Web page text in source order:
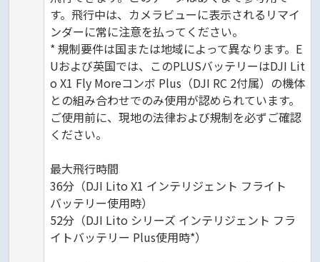
す。飛行中は、カメラビューに表示されるリマイ
ンダーに常に注意を払ってください。
* 規制要件は国または地域によって異なります。E
Uおよび英国では、このPLUSバッテリーはDJI Lit
o X1 Fly Moreコンボ Plus（DJI RC 2付属）の機体
との組み合わせでのみ使用が認められています。
ご使用前に、現地の法律および規制を必ずご確認
ください。
最大飛行時間
36分（DJI Lito X1 インテリジェント フライト
バッテリー使用時）
52分（DJI Lito シリーズ インテリジェント フラ
イトバッテリー Plus使用時*）